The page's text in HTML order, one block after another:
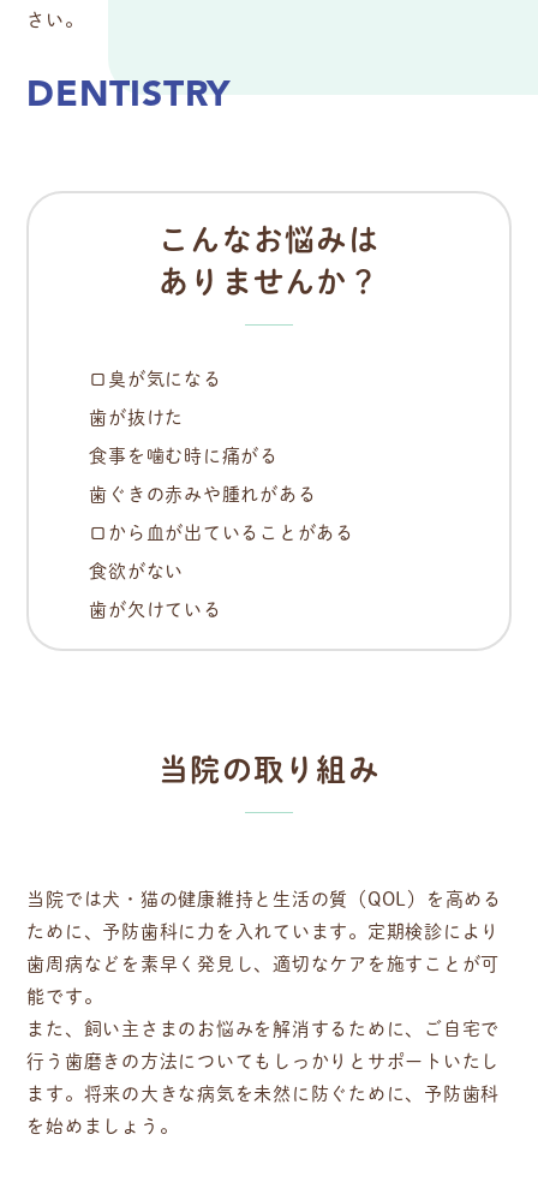
さい。
DENTISTRY
こんなお悩みは
ありませんか？
口臭が気になる
歯が抜けた
食事を噛む時に痛がる
歯ぐきの赤みや腫れがある
口から血が出ていることがある
食欲がない
歯が欠けている
当院の取り組み
当院では犬・猫の健康維持と生活の質（QOL）を高める
ために、予防歯科に力を入れています。定期検診により
歯周病などを素早く発見し、適切なケアを施すことが可
能です。
また、飼い主さまのお悩みを解消するために、ご自宅で
行う歯磨きの方法についてもしっかりとサポートいたし
ます。将来の大きな病気を未然に防ぐために、予防歯科
を始めましょう。